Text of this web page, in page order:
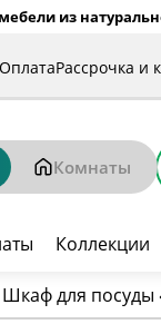
из
ОплатаРассрочка и
Комнаты
Коллекции
Шкаф для посуды